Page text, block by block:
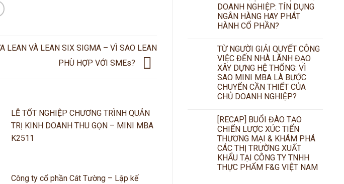
LEAN VÀ LEAN SIX SIGMA – VÌ SAO LEAN
PHÙ HỢP VỚI SMEs?
LỄ TỐT NGHIỆP CHƯƠNG TRÌNH QUẢN
TRỊ KINH DOANH THU GỌN – MINI MBA
K2511
Công ty cổ phần Cát Tường – Lập kế
DOANH NGHIỆP: TÍN DỤNG
NGÂN HÀNG HAY PHÁT
HÀNH CỔ PHẦN?
TỪ NGƯỜI GIẢI QUYẾT CÔNG
VIỆC ĐẾN NHÀ LÃNH ĐẠO
XÂY DỰNG HỆ THỐNG: VÌ
SAO MINI MBA LÀ BƯỚC
CHUYỂN CẦN THIẾT CỦA
CHỦ DOANH NGHIỆP?
[RECAP] BUỔI ĐÀO TẠO
CHIẾN LƯỢC XÚC TIẾN
THƯƠNG MẠI & KHÁM PHÁ
CÁC THỊ TRƯỜNG XUẤT
KHẨU TẠI CÔNG TY TNHH
THỰC PHẨM F&G VIỆT NAM